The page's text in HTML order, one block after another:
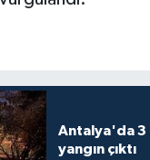
Antalya'da 3
yangın çıktı